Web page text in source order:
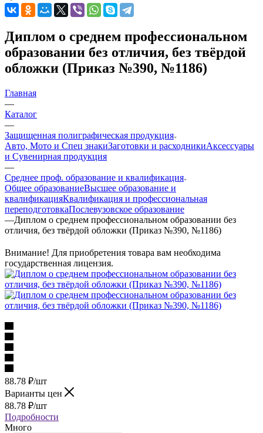
Диплом о среднем профессиональном
образовании без отличия, без твёрдой
обложки (Приказ №390, №1186)
Главная
—
Каталог
—
Защищенная полиграфическая продукция
Авто, Мото и Спец знакиЗаготовки и расходникиАксессуары
и Сувенирная продукция
—
Среднее проф. образование и квалификация
Общее образованиеВысшее образование и
квалификацияКвалификация и профессиональная
переподготовкаПослевузовское образование
—Диплом о среднем профессиональном образовании без
отличия, без твёрдой обложки (Приказ №390, №1186)
Внимание! Для приобретения товара вам необходима
государственная лицензия.
88.78 ₽/шт
Варианты цен
88.78 ₽/шт
Подробности
Много